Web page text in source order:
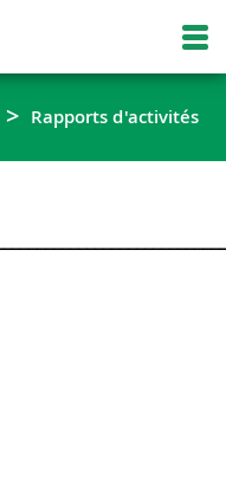
Rapports d'activités